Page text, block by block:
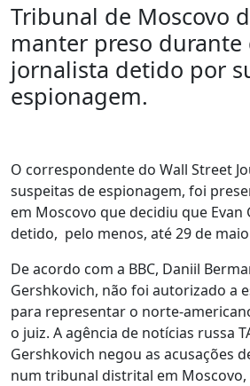
Tribunal de Moscovo
manter preso durante
jornalista detido por
espionagem.
O correspondente do Wall Street
suspeitas de espionagem, foi
em Moscovo que decidiu que Evan
detido, pelo menos, até 29 de
De acordo com a BBC, Daniil
Gershkovich, não foi autorizado a
para representar o norte-
o juiz. A agência de notícias russa
Gershkovich negou as acusações
num tribunal distrital em Moscovo,